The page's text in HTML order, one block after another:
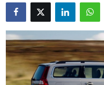
Paketler
Oto Bilgi